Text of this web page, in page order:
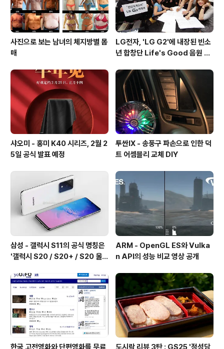
사진으로 보는 남녀의 체지방별 몸
매
LG전자, 'LG G2'에 내장된 빈소
년 합창단 Life's Good 음원 공
샤오미 - 홍미 K40 시리즈, 2월 2
5일 공식 발표 예정
투싼IX - 송풍구 파손으로 인한 덕
트 어셈블리 교체 DIY
삼성 - 갤럭시 S11의 공식 명칭은
'갤럭시 S20 / S20+ / S20 울트
ARM - OpenGL ES와 Vulka
n API의 성능 비교 영상 공개
한국 고전영화와 단편영화를 무료 도시락 리뷰 3탄 : GS25 '정성담